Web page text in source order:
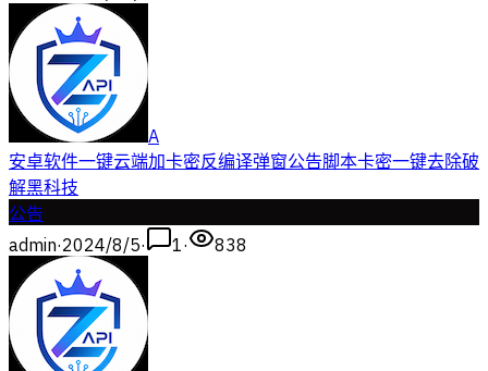
A
安卓软件一键云端加卡密反编译弹窗公告脚本卡密一键去除破
解黑科技
公告
admin·2024/8/5· 1· 838